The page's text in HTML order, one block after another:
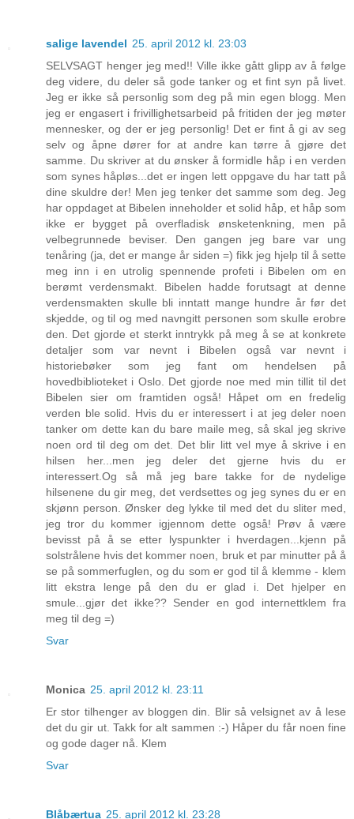
salige lavendel 25. april 2012 kl. 23:03
SELVSAGT henger jeg med!! Ville ikke gått glipp av å følge
deg videre, du deler så gode tanker og et fint syn på livet.
Jeg er ikke så personlig som deg på min egen blogg. Men
jeg er engasert i frivillighetsarbeid på fritiden der jeg møter
mennesker, og der er jeg personlig! Det er fint å gi av seg
selv og åpne dører for at andre kan tørre å gjøre det
samme. Du skriver at du ønsker å formidle håp i en verden
som synes håpløs...det er ingen lett oppgave du har tatt på
dine skuldre der! Men jeg tenker det samme som deg. Jeg
har oppdaget at Bibelen inneholder et solid håp, et håp som
ikke er bygget på overfladisk ønsketenkning, men på
velbegrunnede beviser. Den gangen jeg bare var ung
tenåring (ja, det er mange år siden =) fikk jeg hjelp til å sette
meg inn i en utrolig spennende profeti i Bibelen om en
berømt verdensmakt. Bibelen hadde forutsagt at denne
verdensmakten skulle bli inntatt mange hundre år før det
skjedde, og til og med navngitt personen som skulle erobre
den. Det gjorde et sterkt inntrykk på meg å se at konkrete
detaljer som var nevnt i Bibelen også var nevnt i
historiebøker som jeg fant om hendelsen på
hovedbiblioteket i Oslo. Det gjorde noe med min tillit til det
Bibelen sier om framtiden også! Håpet om en fredelig
verden ble solid. Hvis du er interessert i at jeg deler noen
tanker om dette kan du bare maile meg, så skal jeg skrive
noen ord til deg om det. Det blir litt vel mye å skrive i en
hilsen her...men jeg deler det gjerne hvis du er
interessert.Og så må jeg bare takke for de nydelige
hilsenene du gir meg, det verdsettes og jeg synes du er en
skjønn person. Ønsker deg lykke til med det du sliter med,
jeg tror du kommer igjennom dette også! Prøv å være
bevisst på å se etter lyspunkter i hverdagen...kjenn på
solstrålene hvis det kommer noen, bruk et par minutter på å
se på sommerfuglen, og du som er god til å klemme - klem
litt ekstra lenge på den du er glad i. Det hjelper en
smule...gjør det ikke?? Sender en god internettklem fra
meg til deg =)
Svar
Monica 25. april 2012 kl. 23:11
Er stor tilhenger av bloggen din. Blir så velsignet av å lese
det du gir ut. Takk for alt sammen :-) Håper du får noen fine
og gode dager nå. Klem
Svar
Blåbærtua 25. april 2012 kl. 23:28